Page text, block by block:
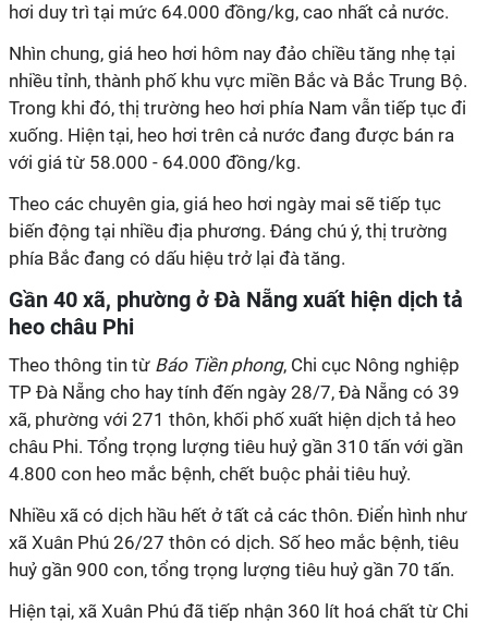
hơi duy trì tại mức 64.000 đồng/kg, cao nhất cả nước.
Nhìn chung, giá heo hơi hôm nay đảo chiều tăng nhẹ tại
nhiều tỉnh, thành phố khu vực miền Bắc và Bắc Trung Bộ.
Trong khi đó, thị trường heo hơi phía Nam vẫn tiếp tục đi
xuống. Hiện tại, heo hơi trên cả nước đang được bán ra
với giá từ 58.000 - 64.000 đồng/kg.
Theo các chuyên gia, giá heo hơi ngày mai sẽ tiếp tục
biến động tại nhiều địa phương. Đáng chú ý, thị trường
phía Bắc đang có dấu hiệu trở lại đà tăng.
Gần 40 xã, phường ở Đà Nẵng xuất hiện dịch tả
heo châu Phi
Theo thông tin từ Báo Tiền phong, Chi cục Nông nghiệp
TP Đà Nẵng cho hay tính đến ngày 28/7, Đà Nẵng có 39
xã, phường với 271 thôn, khối phố xuất hiện dịch tả heo
châu Phi. Tổng trọng lượng tiêu huỷ gần 310 tấn với gần
4.800 con heo mắc bệnh, chết buộc phải tiêu huỷ.
Nhiều xã có dịch hầu hết ở tất cả các thôn. Điển hình như
xã Xuân Phú 26/27 thôn có dịch. Số heo mắc bệnh, tiêu
huỷ gần 900 con, tổng trọng lượng tiêu huỷ gần 70 tấn.
Hiện tại, xã Xuân Phú đã tiếp nhận 360 lít hoá chất từ Chi